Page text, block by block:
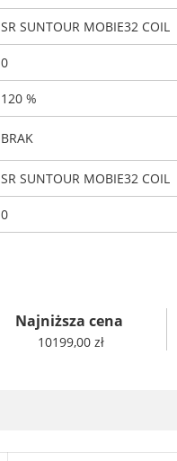
SR SUNTOUR MOBIE32 COIL
0
120 %
BRAK
SR SUNTOUR MOBIE32 COIL
0
Najniższa cena
10199,00 zł